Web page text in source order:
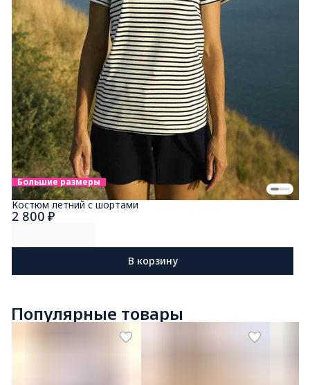
Большие размеры
2 800 ₽
Костюм летний с шортами
В корзину
Популярные товары